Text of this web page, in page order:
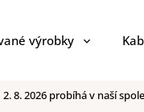
výrobky
2. 8. 2026 probíhá v naší